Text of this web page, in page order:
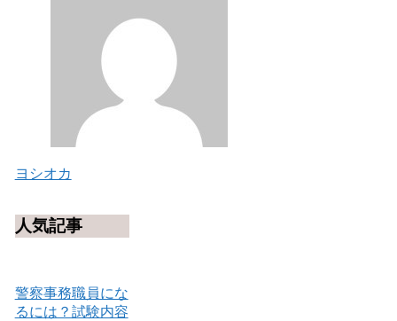
ヨシオカ
人気記事
警察事務職員にな
るには？試験内容